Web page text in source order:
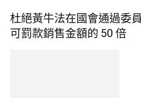
杜絕黃牛法在國會通過委
可罰款銷售金額的 50 倍